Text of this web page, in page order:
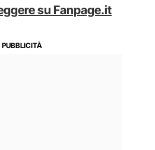
su Fanpage.it